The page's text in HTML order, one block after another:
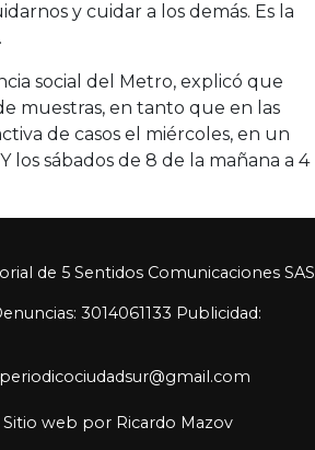
y cuidar a los demás. Es la
social del Metro, explicó que
muestras, en tanto que en las
de casos el miércoles, en un
los sábados de 8 de la mañana a 4
de 5 Sentidos Comunicaciones SAS
3014061133 Publicidad:
Sitio web por Ricardo Mazov